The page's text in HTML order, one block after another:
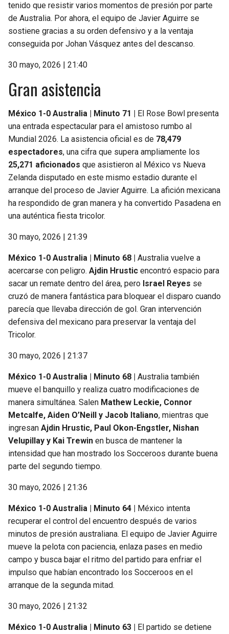
tenido que resistir varios momentos de presión por parte
de Australia. Por ahora, el equipo de Javier Aguirre se
sostiene gracias a su orden defensivo y a la ventaja
conseguida por Johan Vásquez antes del descanso.
30 mayo, 2026 | 21:40
Gran asistencia
México 1-0 Australia | Minuto 71 | El Rose Bowl presenta
una entrada espectacular para el amistoso rumbo al
Mundial 2026. La asistencia oficial es de 78,479
espectadores, una cifra que supera ampliamente los
25,271 aficionados que asistieron al México vs Nueva
Zelanda disputado en este mismo estadio durante el
arranque del proceso de Javier Aguirre. La afición mexicana
ha respondido de gran manera y ha convertido Pasadena en
una auténtica fiesta tricolor.
30 mayo, 2026 | 21:39
México 1-0 Australia | Minuto 68 | Australia vuelve a
acercarse con peligro. Ajdin Hrustic encontró espacio para
sacar un remate dentro del área, pero Israel Reyes se
cruzó de manera fantástica para bloquear el disparo cuando
parecía que llevaba dirección de gol. Gran intervención
defensiva del mexicano para preservar la ventaja del
Tricolor.
30 mayo, 2026 | 21:37
México 1-0 Australia | Minuto 68 | Australia también
mueve el banquillo y realiza cuatro modificaciones de
manera simultánea. Salen Mathew Leckie, Connor
Metcalfe, Aiden O’Neill y Jacob Italiano, mientras que
ingresan Ajdin Hrustic, Paul Okon-Engstler, Nishan
Velupillay y Kai Trewin en busca de mantener la
intensidad que han mostrado los Socceroos durante buena
parte del segundo tiempo.
30 mayo, 2026 | 21:36
México 1-0 Australia | Minuto 64 | México intenta
recuperar el control del encuentro después de varios
minutos de presión australiana. El equipo de Javier Aguirre
mueve la pelota con paciencia, enlaza pases en medio
campo y busca bajar el ritmo del partido para enfriar el
impulso que habían encontrado los Socceroos en el
arranque de la segunda mitad.
30 mayo, 2026 | 21:32
México 1-0 Australia | Minuto 63 | El partido se detiene